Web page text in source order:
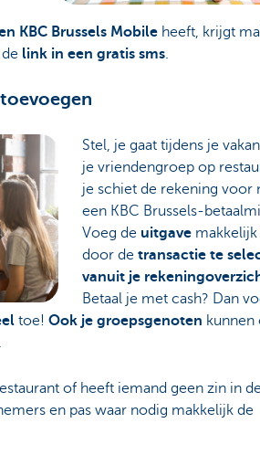
KBC Brussels Mobileheeft, krijgt
link in een gratis sms.
Stel, je gaat tijdens je
je vriendengroep op
je schiet de rekening voor
een KBC Brussels-
Voeg de uitgave
door detransactie te
vanuit je
Betaal je met cash? Dan
toe! Ook je groepsgenoten kunnen
of heeft iemand geen zin in
en pas waar nodig makkelijk de